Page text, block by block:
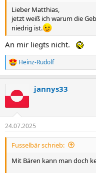
Lieber Matthias,
jetzt weiß ich warum die
niedrig ist.
An mir liegts nicht.
R
e
t
i
e
n
Heinz-Rudolf
jannys33
24.07.2025
Fusselbär schrieb:
Mit Bären kann man doch